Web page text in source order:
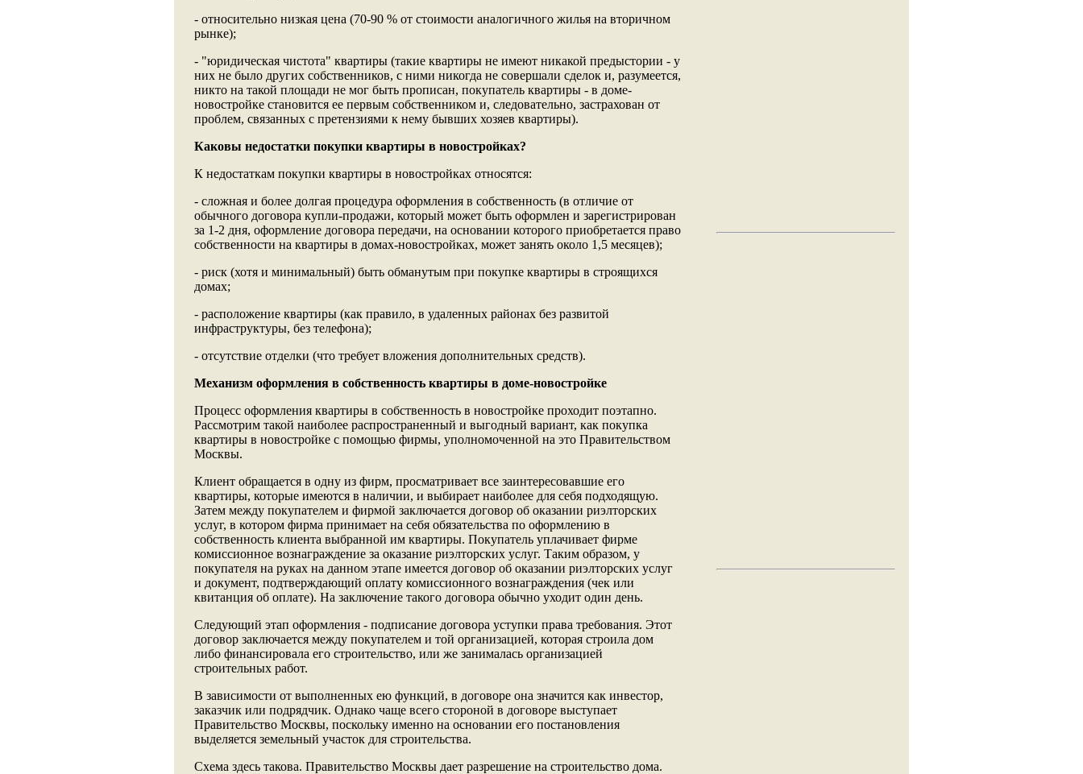
- относительно низкая цена (70-90 % от стоимости аналогичного жилья на вторичном
рынке);
- "юридическая чистота" квартиры (такие квартиры не имеют никакой предыстории - у
них не было других собственников, с ними никогда не совершали сделок и, разумеется,
никто на такой площади не мог быть прописан, покупатель квартиры - в доме-
новостройке становится ее первым собственником и, следовательно, застрахован от
проблем, связанных с претензиями к нему бывших хозяев квартиры).
Каковы недостатки покупки квартиры в новостройках?
К недостаткам покупки квартиры в новостройках относятся:
- сложная и более долгая процедура оформления в собственность (в отличие от
обычного договора купли-продажи, который может быть оформлен и зарегистрирован
за 1-2 дня, оформление договора передачи, на основании которого приобретается право
собственности на квартиры в домах-новостройках, может занять около 1,5 месяцев);
- риск (хотя и минимальный) быть обманутым при покупке квартиры в строящихся
домах;
- расположение квартиры (как правило, в удаленных районах без развитой
инфраструктуры, без телефона);
- отсутствие отделки (что требует вложения дополнительных средств).
Механизм оформления в собственность квартиры в доме-новостройке
Процесс оформления квартиры в собственность в новостройке проходит поэтапно.
Рассмотрим такой наиболее распространенный и выгодный вариант, как покупка
квартиры в новостройке с помощью фирмы, уполномоченной на это Правительством
Москвы.
Клиент обращается в одну из фирм, просматривает все заинтересовавшие его
квартиры, которые имеются в наличии, и выбирает наиболее для себя подходящую.
Затем между покупателем и фирмой заключается договор об оказании риэлторских
услуг, в котором фирма принимает на себя обязательства по оформлению в
собственность клиента выбранной им квартиры. Покупатель уплачивает фирме
комиссионное вознаграждение за оказание риэлторских услуг. Таким образом, у
покупателя на руках на данном этапе имеется договор об оказании риэлторских услуг
и документ, подтверждающий оплату комиссионного вознаграждения (чек или
квитанция об оплате). На заключение такого договора обычно уходит один день.
Следующий этап оформления - подписание договора уступки права требования. Этот
договор заключается между покупателем и той организацией, которая строила дом
либо финансировала его строительство, или же занималась организацией
строительных работ.
В зависимости от выполненных ею функций, в договоре она значится как инвестор,
заказчик или подрядчик. Однако чаще всего стороной в договоре выступает
Правительство Москвы, поскольку именно на основании его постановления
выделяется земельный участок для строительства.
Схема здесь такова. Правительство Москвы дает разрешение на строительство дома.